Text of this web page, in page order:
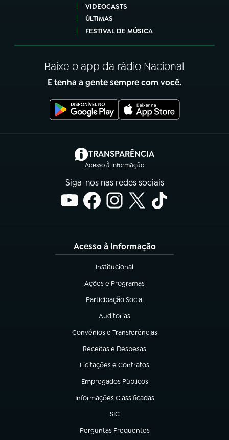
VIDEOCASTS
ÚLTIMAS
FESTIVAL DE MÚSICA
Baixe o app da rádio Nacional
E tenha a gente sempre com você.
TRANSPARÊNCIA
Acesso à Informação
(abre em nova aba)
Siga-nos nas redes sociais
Acesso à Informação
Institucional
(abre em nova aba)
Ações e Programas
(abre em nova aba)
Participação Social
(abre em nova aba)
Auditorias
(abre em nova aba)
Convênios e Transferências
(abre em nova aba)
Receitas e Despesas
(abre em nova aba)
Licitações e Contratos
(abre em nova aba)
Empregados Públicos
(abre em nova aba)
Informações Classificadas
(abre em nova aba)
SIC
(abre em nova aba)
Perguntas Frequentes
(abre em nova aba)